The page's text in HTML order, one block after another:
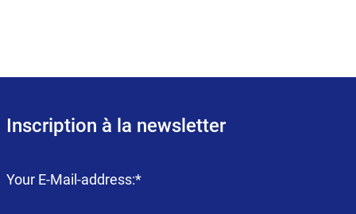
Inscription à la newsletter
Champ
Your E-Mail-address:*